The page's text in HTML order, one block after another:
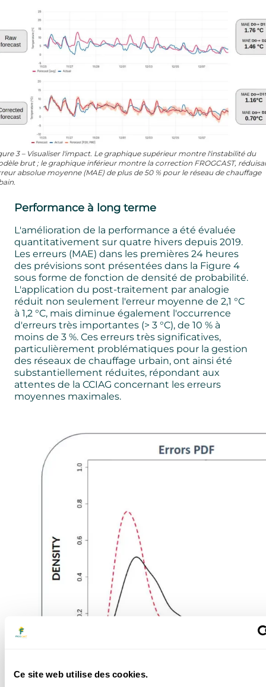
Ce site web utilise des cookies.
3 – Visualiser l'impact. Le graphique supérieur montre l'instabilité du
brut ; le graphique inférieur montre la correction FROGCAST,
absolue moyenne (MAE) de plus de 50 % pour le réseau de chauffage
Performance à long terme
L'amélioration de la performance a été évaluée
quantitativement sur quatre hivers depuis 2019.
Les erreurs (MAE) dans les premières 24 heures
des prévisions sont présentées dans la Figure 4
sous forme de fonction de densité de probabilité.
L'application du post-traitement par analogie
réduit non seulement l'erreur moyenne de 2,1 °C
à 1,2 °C, mais diminue également l'occurrence
d'erreurs très importantes (> 3 °C), de 10 % à
moins de 3 %. Ces erreurs très significatives,
particulièrement problématiques pour la gestion
des réseaux de chauffage urbain, ont ainsi été
substantiellement réduites, répondant aux
attentes de la CCIAG concernant les erreurs
moyennes maximales.